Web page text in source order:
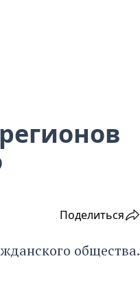
Поделиться
общества.